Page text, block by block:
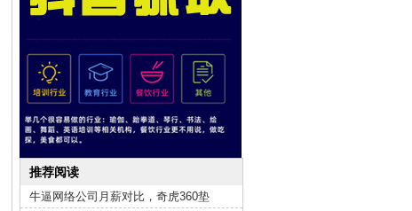
推荐阅读
牛逼网络公司月薪对比，奇虎360垫